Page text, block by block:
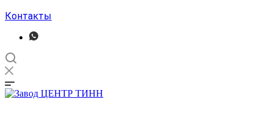
Контакты